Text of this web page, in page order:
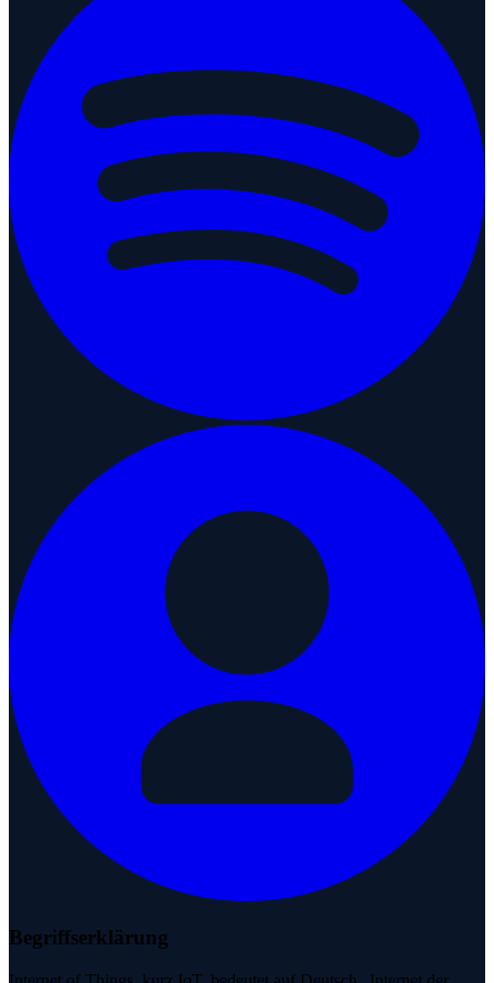
Begriffserklärung